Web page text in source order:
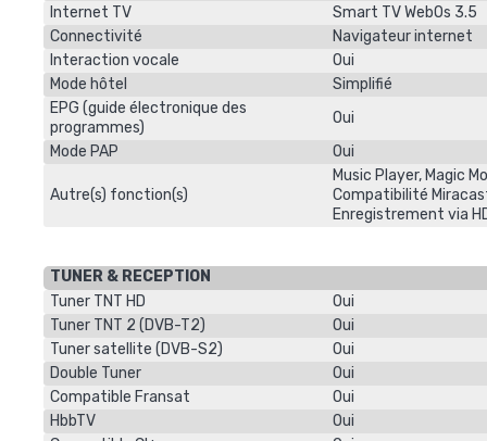
Internet TV
Smart TV WebOs 3.5
Connectivité
Navigateur internet
Interaction vocale
Oui
Mode hôtel
Simplifié
EPG (guide électronique des
programmes)
Oui
Mode PAP
Oui
Autre(s) fonction(s)
Music Player, Magic
Compatibilité
Enregistrement via
TUNER & RECEPTION
Tuner TNT HD
Oui
Tuner TNT 2 (DVB-T2)
Oui
Tuner satellite (DVB-S2)
Oui
Double Tuner
Oui
Compatible Fransat
Oui
HbbTV
Oui